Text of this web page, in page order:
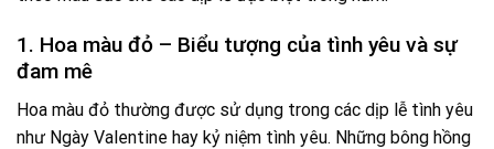
1. Hoa màu đỏ – Biểu tượng của tình yêu và sự
đam mê
Hoa màu đỏ thường được sử dụng trong các dịp lễ tình yêu
như Ngày Valentine hay kỷ niệm tình yêu. Những bông hồng